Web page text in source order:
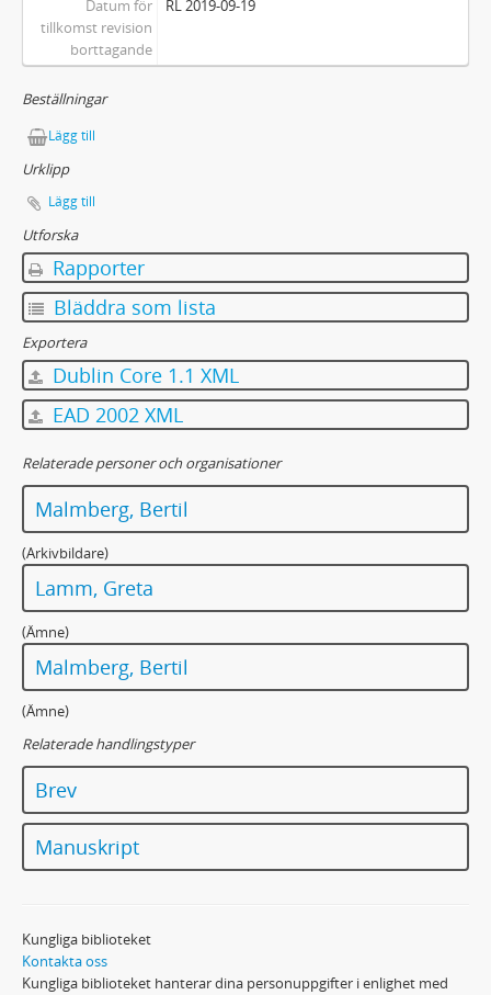
Datum för
tillkomst revision
borttagande
RL 2019-09-19
Beställningar
Lägg till
Urklipp
Lägg till
Utforska
Rapporter
Bläddra som lista
Exportera
Dublin Core 1.1 XML
EAD 2002 XML
Relaterade personer och organisationer
Malmberg, Bertil
(Arkivbildare)
Lamm, Greta
(Ämne)
Malmberg, Bertil
(Ämne)
Relaterade handlingstyper
Brev
Manuskript
Kungliga biblioteket
Kontakta oss
Kungliga biblioteket hanterar dina personuppgifter i enlighet med